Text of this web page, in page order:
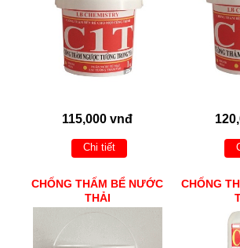
115,000 vnđ
Chi tiết
CHỐNG THẤM BỂ NƯỚC
THẢI
CHỐNG